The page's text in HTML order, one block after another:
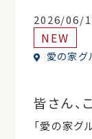
2026/06/
NEW
愛の家
皆さん、
「愛の家グ